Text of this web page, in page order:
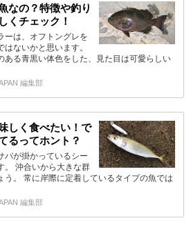
なの？特徴や釣り
くチェック！
ーは、オフトングレを
ないかと思います。
ある青黒い体色をした、見た目は可愛らしい
編集部
しく食べたい！で
るってホント？
バが掛かっているシー
。 沖合いから大きな群
う。 常に岸際に定着しているタイプの魚では
編集部